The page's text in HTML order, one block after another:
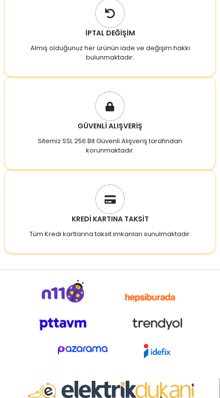
İPTAL DEĞİŞİM
Almış olduğunuz her ürünün iade ve değişim hakkı
bulunmaktadır.
GÜVENLİ ALIŞVERİŞ
Sitemiz SSL 256 Bit Güvenli Alışveriş tarafından
korunmaktadır.
KREDİ KARTINA TAKSİT
Tüm Kredi kartlarına taksit imkanları sunulmaktadır.